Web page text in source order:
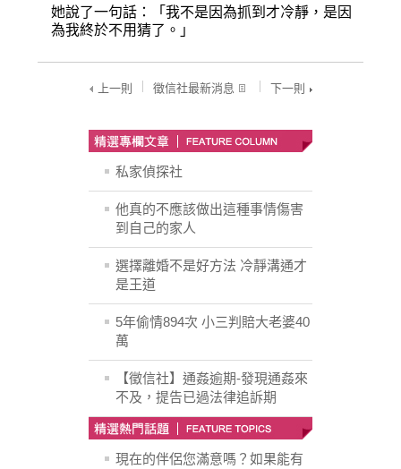
她說了一句話：「我不是因為抓到才冷靜，是因
為我終於不用猜了。」
上一則 徵信社最新消息 下一則
私家偵探社
他真的不應該做出這種事情傷害
到自己的家人
選擇離婚不是好方法 冷靜溝通才
是王道
5年偷情894次 小三判賠大老婆40
萬
【徵信社】通姦逾期-發現通姦來
不及，提告已過法律追訴期
現在的伴侶您滿意嗎？如果能有